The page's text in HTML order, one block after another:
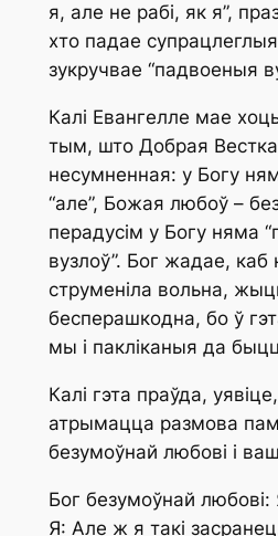
я, але не рабі, як я”,
хто падае
зукручвае “падвоеныя
Калі Евангелле мае
тым, што Добрая
несумненная: у Богу няма
“але”, Божая любоў –
перадусім у Богу няма
вузлоў”. Бог жадае,
струменіла вольна,
бесперашкодна, бо ў
мы і пакліканыя да
Калі гэта праўда,
атрымацца размова
безумоўнай любові і
Бог безумоўнай
Я: Але ж я такі